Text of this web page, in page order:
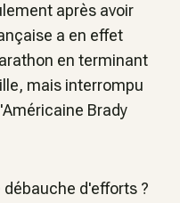
après avoir
a en effet
en terminant
mais interrompu
Brady
d'efforts ?